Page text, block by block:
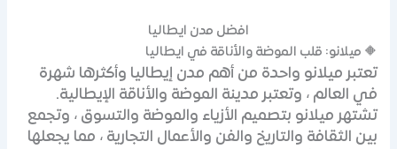
افضل مدن ايطاليا
🔶 ميلانو: قلب الموضة والأناقة في ايطاليا
تعتبر ميلانو واحدة من أهم مدن إيطاليا وأكثرها شهرة
في العالم ، وتعتبر مدينة الموضة والأناقة الإيطالية.
تشتهر ميلانو بتصميم الأزياء والموضة والتسوق ، وتجمع
بين الثقافة والتاريخ والفن والأعمال التجارية ، مما يجعلها